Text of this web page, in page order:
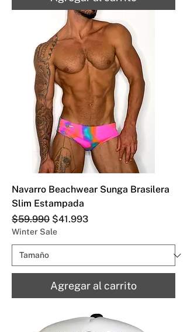
Navarro Beachwear Sunga Brasilera
Slim Estampada
Precio
$59.990 Precio de oferta
$41.993
Winter Sale
Agregar al carrito